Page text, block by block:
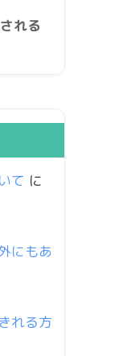
れる
て に
にもあ
れる方